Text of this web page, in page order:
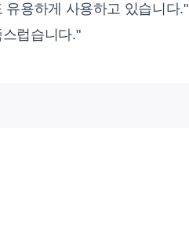
용하게 사용하고 있습니다."
럽습니다."